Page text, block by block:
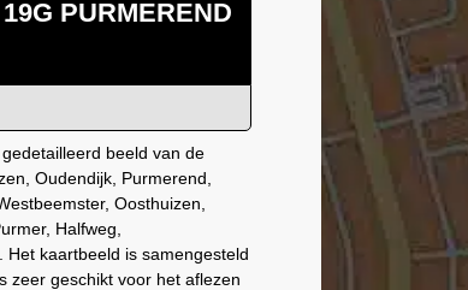
PURMEREND
beeld van de
Oudendijk, Purmerend,
Oosthuizen,
Halfweg,
Het kaartbeeld is samengesteld
zeer geschikt voor het aflezen